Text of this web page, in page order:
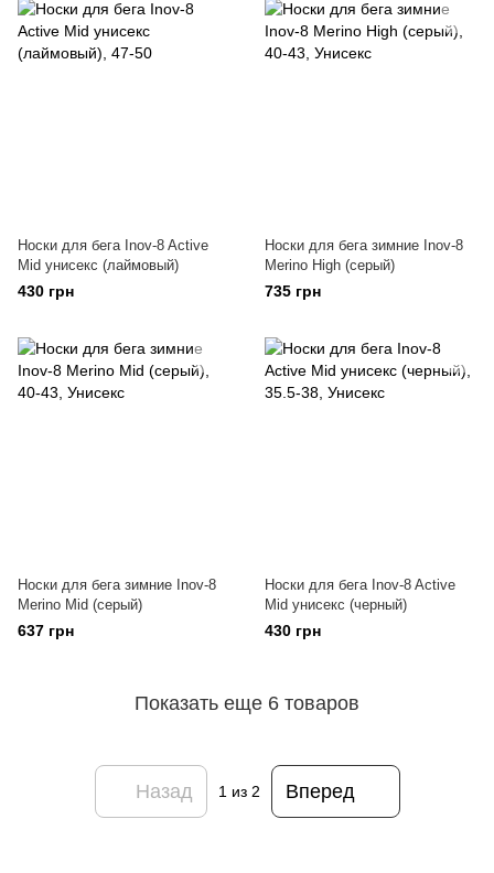
Носки для бега Inov-8 Active
Mid унисекс (лаймовый)
430 грн
Носки для бега зимние Inov-8
Merino High (серый)
735 грн
Носки для бега зимние Inov-8
Merino Mid (серый)
637 грн
Носки для бега Inov-8 Active
Mid унисекс (черный)
430 грн
Показать еще 6 товаров
Назад 1 из 2 Вперед